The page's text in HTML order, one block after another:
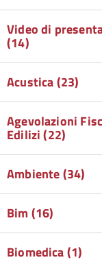
Video di
(14)
Acustica (23)
Agevolazioni
Edilizi (22)
Ambiente (34)
Bim (16)
Biomedica (1)